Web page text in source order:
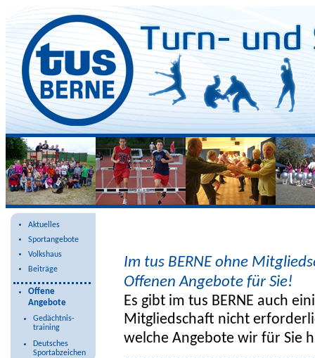
Aktuelles
Sportangebote
Volkshaus
Beiträge
Offene
Angebote
Gedächtnis-
training
Deutsches
Sportabzeichen
Im tus BERNE ohne
Offenen Angebote für Sie!
Es gibt im tus BERNE auch
Mitgliedschaft nicht
welche Angebote wir für Sie